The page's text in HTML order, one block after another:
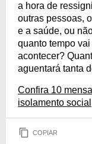
a hora de
outras pessoas,
e a saúde, ou
quanto tempo
acontecer?
aguentará tanta
Confira 10
isolamento social
COPIAR